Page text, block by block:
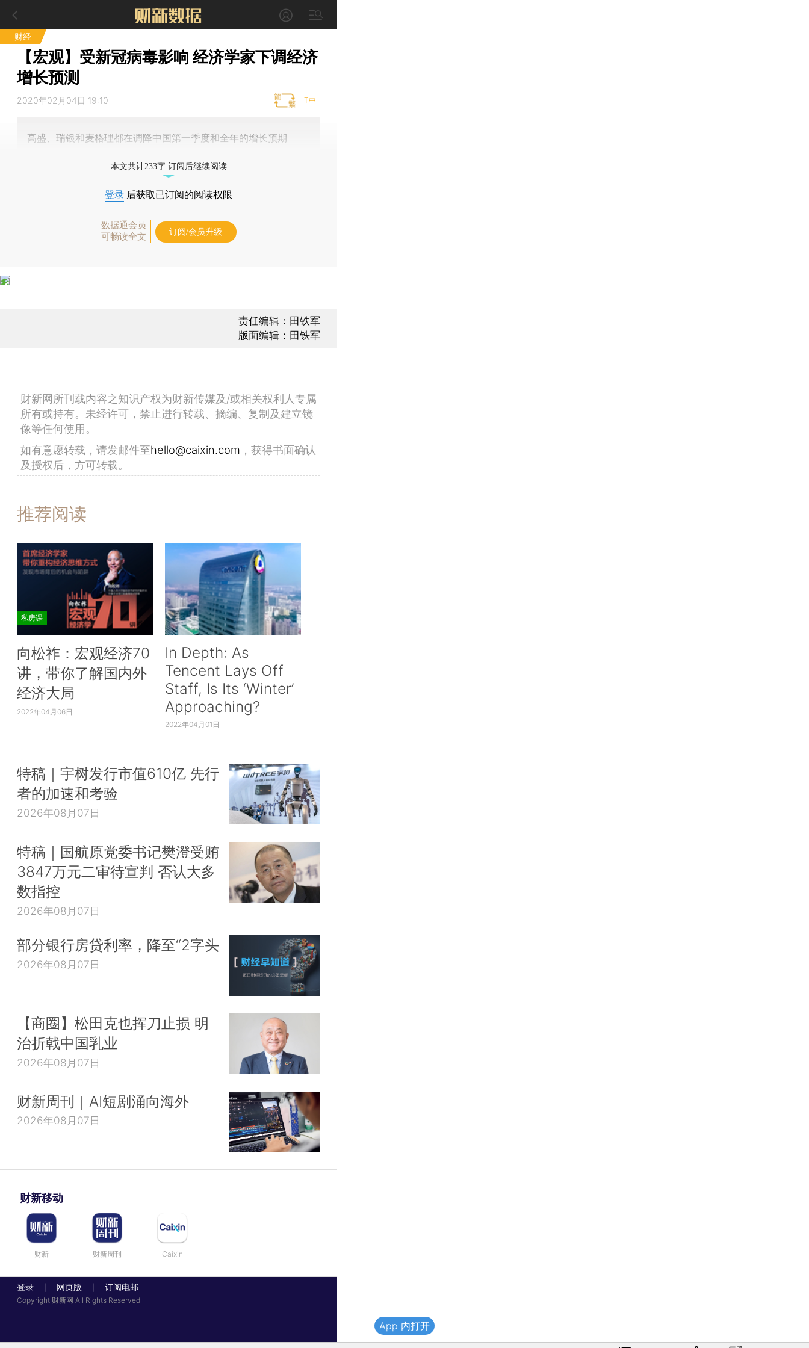
财经
【宏观】受新冠病毒影响 经济学家下调经济
增长预测
2020年02月04日 19:10 T中
高盛、瑞银和麦格理都在调降中国第一季度和全年的增长预期
本文共计233字 订阅后继续阅读
登录 后获取已订阅的阅读权限
数据通会员
可畅读全文
订阅/会员升级
责任编辑：田铁军
版面编辑：田铁军
财新网所刊载内容之知识产权为财新传媒及/或相关权利人专属
所有或持有。未经许可，禁止进行转载、摘编、复制及建立镜
像等任何使用。
如有意愿转载，请发邮件至hello@caixin.com ，获得书面确认
及授权后，方可转载。
推荐阅读
私房课
向松祚：宏观经济70
讲，带你了解国内外
经济大局
2022年04月06日
In Depth: As
Tencent Lays Off
Staff, Is Its ‘Winter’
Approaching?
2022年04月01日
特稿｜宇树发行市值610亿 先行
者的加速和考验
2026年08月07日
特稿｜国航原党委书记樊澄受贿
3847万元二审待宣判 否认大多
数指控
2026年08月07日
部分银行房贷利率，降至“2字头
2026年08月07日
【商圈】松田克也挥刀止损 明
治折戟中国乳业
2026年08月07日
财新周刊｜AI短剧涌向海外
2026年08月07日
财新移动
财新 财新周刊 Caixin
登录 网页版 订阅电邮
Copyright 财新网 All Rights Reserved
App 内打开